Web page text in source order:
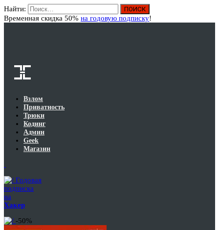
Найти:
Временная скидка 50% на годовую подписку!
Взлом
Приватность
Трюки
Кодинг
Админ
Geek
Магазин
Годовая
подписка
на
Хакер
-50%